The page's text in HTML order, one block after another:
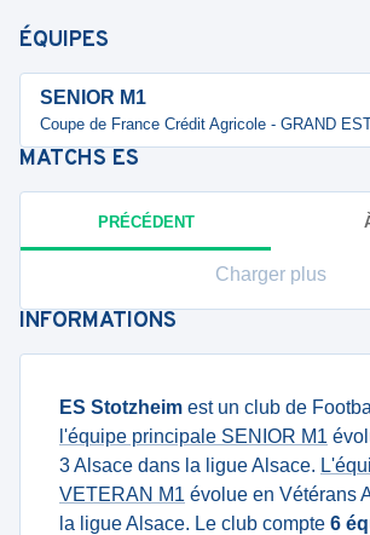
ÉQUIPES
SENIOR M1
Coupe de France Crédit Agricole - GRAND
MATCHS ES
PRÉCÉDENT
Charger plus
INFORMATIONS
ES Stotzheim est un club de
l'équipe principale SENIOR M1
3 Alsace dans la ligue Alsace.
VETERAN M1 évolue en Vétérans
la ligue Alsace. Le club compte 6